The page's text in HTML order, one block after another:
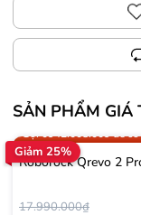
SẢN PHẨM GIÁ
Giảm 25%
Trợ giá 300.000đ
Gọi 0942.008.009 để có
Roborock Qrevo 2
17.990.000₫